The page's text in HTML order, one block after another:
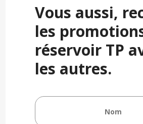
Vous aussi,
les
réservoir TP
les autres.